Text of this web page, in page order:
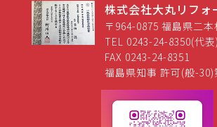
株式会社大丸リフォ
〒964-0875 福島県二
TEL 0243-24-8350(代表)
FAX 0243-24-8351
福島県知事 許可(般-30)